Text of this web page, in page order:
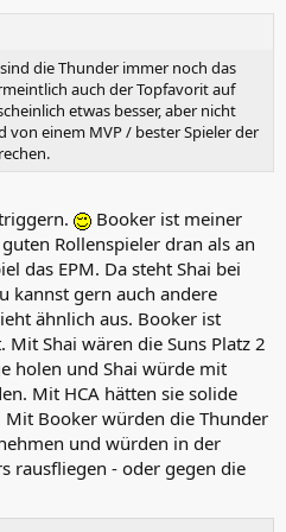
die Thunder immer noch das
auch der Topfavorit auf
etwas besser, aber nicht
von einem MVP / bester Spieler der
Booker ist meiner
Rollenspieler dran als an
das EPM. Da steht Shai bei
kannst gern auch andere
ähnlich aus. Booker ist
Shai wären die Suns Platz 2
holen und Shai würde mit
Mit HCA hätten sie solide
Mit Booker würden die Thunder
und würden in der
rausfliegen - oder gegen die